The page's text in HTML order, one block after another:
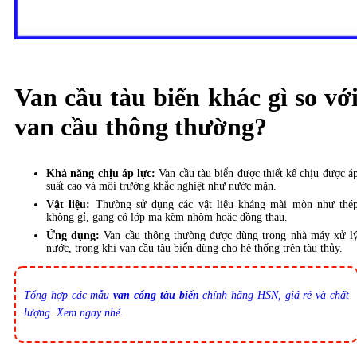
Van cầu tàu biển khác gì so
van cầu thông thường?
Khả năng chịu áp lực: Van cầu tàu biển được thiết kế chịu được
suất cao và môi trường khắc nghiệt như nước mặn.
Vật liệu: Thường sử dụng các vật liệu kháng mài mòn như
không gỉ, gang có lớp mạ kẽm nhôm hoặc đồng thau.
Ứng dụng: Van cầu thông thường được dùng trong nhà máy xử
nước, trong khi van cầu tàu biển dùng cho hệ thống trên tàu thủy.
Tổng hợp các mẫuvan cổng tàu biển chính hãng HSN, giá rẻ và chất
lượng. Xem ngay nhé.